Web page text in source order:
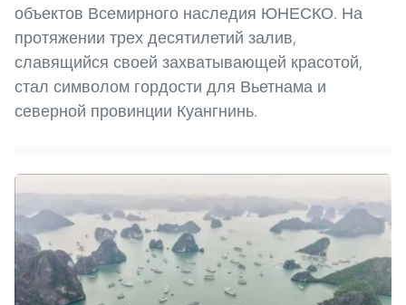
объектов Всемирного наследия ЮНЕСКО. На
протяжении трех десятилетий залив,
славящийся своей захватывающей красотой,
стал символом гордости для Вьетнама и
северной провинции Куангнинь.